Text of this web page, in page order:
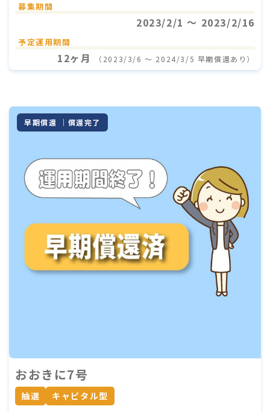
募集期間
2023/2/1 〜 2023/2/16
予定運用期間
12ヶ月 （2023/3/6 〜 2024/3/5 早期償還あり）
早期償還 ｜償還完了
おおきに7号
抽選 キャピタル型